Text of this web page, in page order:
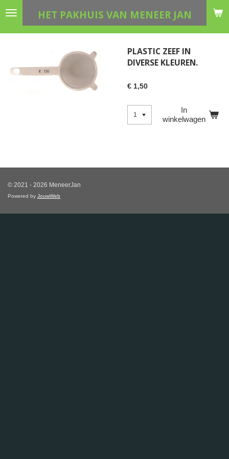
Ga
HET PAKHUIS VAN MENEER JAN
PLASTIC ZEEF IN
DIVERSE KLEUREN.
€ 1,50
In
winkelwagen
© 2021 - 2026 MeneerJan
Powered by JouwWeb